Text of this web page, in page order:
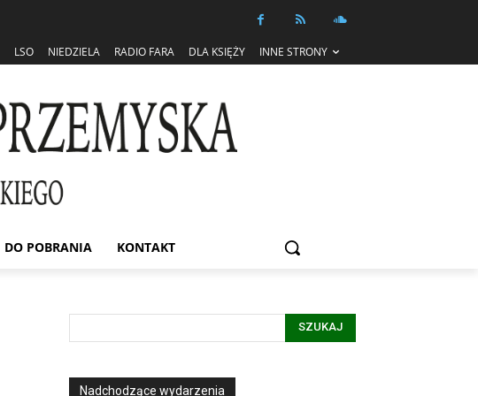
LSO NIEDZIELA RADIO FARA DLA KSIĘŻY INNE STRONY
DO POBRANIA KONTAKT
SZUKAJ
Nadchodzące wydarzenia